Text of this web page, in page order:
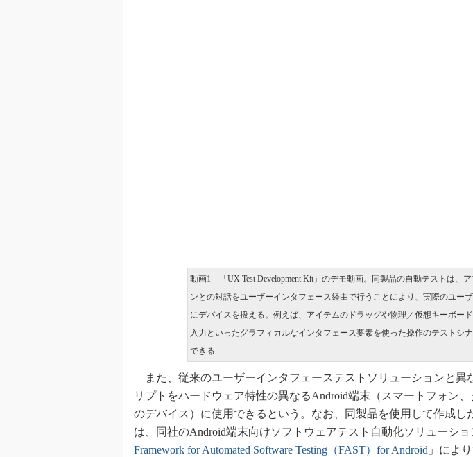
動画1 「UX Test Development Kit」のデモ動画。同製品の自動テストは、
ンとの対話をユーザーインタフェース経由で行うことにより、実際のユー
にデバイスを扱える。例えば、アイテムのドラッグや物理／仮想キーボー
入力といったグラフィカルなインタフェース要素を使った操作のテストシ
できる
また、従来のユーザーインタフェーステストソリューションと異
リプトをハードウェア特性の異なるAndroid端末（スマートフォン
のデバイス）に使用できるという。なお、同製品を使用して作成し
は、同社のAndroid端末向けソフトウェアテスト自動化ソリューショ
Framework for Automated Software Testing（FAST）for Android 」によ